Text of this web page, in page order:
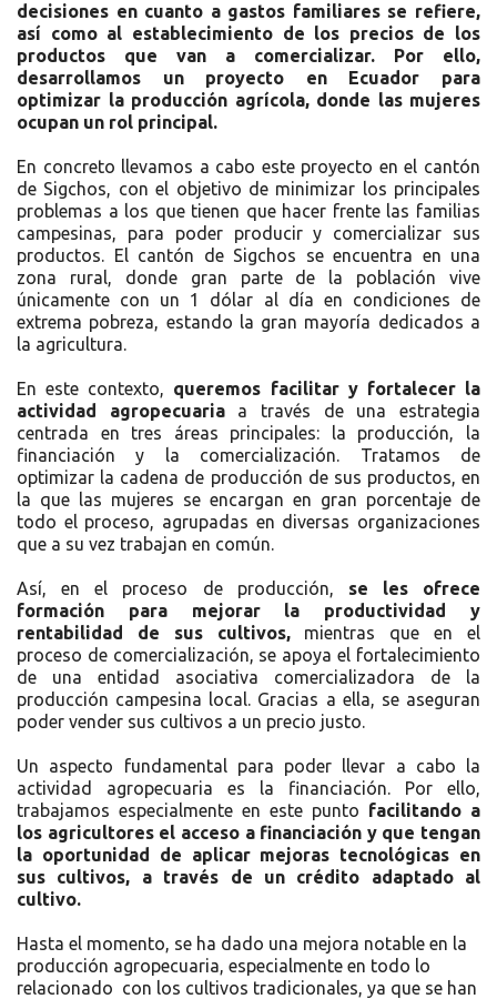
decisiones en cuanto a gastos familiares se refiere,
así como al establecimiento de los precios de los
productos que van a comercializar. Por ello,
desarrollamos un proyecto en Ecuador para
optimizar la producción agrícola, donde las mujeres
ocupan un rol principal.
En concreto llevamos a cabo este proyecto en el cantón
de Sigchos, con el objetivo de minimizar los principales
problemas a los que tienen que hacer frente las familias
campesinas, para poder producir y comercializar sus
productos. El cantón de Sigchos se encuentra en una
zona rural, donde gran parte de la población vive
únicamente con un 1 dólar al día en condiciones de
extrema pobreza, estando la gran mayoría dedicados a
la agricultura.
En este contexto, queremos facilitar y fortalecer la
actividad agropecuariaa través de una estrategia
centrada en tres áreas principales: la producción, la
financiación y la comercialización. Tratamos de
optimizar la cadena de producción de sus productos, en
la que las mujeres se encargan en gran porcentaje de
todo el proceso, agrupadas en diversas organizaciones
que a su vez trabajan en común.
Así, en el proceso de producción, se les ofrece
formación para mejorar la productividad y
rentabilidad de sus cultivos,mientras que en el
proceso de comercialización, se apoya el fortalecimiento
de una entidad asociativa comercializadora de la
producción campesina local. Gracias a ella, se aseguran
poder vender sus cultivos a un precio justo.
Un aspecto fundamental para poder llevar a cabo la
actividad agropecuaria es la financiación. Por ello,
trabajamos especialmente en este punto facilitando a
los agricultores el acceso a financiación y que tengan
la oportunidad de aplicar mejoras tecnológicas en
sus cultivos, a través de un crédito adaptado al
cultivo.
Hasta el momento, se ha dado una mejora notable en la
producción agropecuaria, especialmente en todo lo
relacionado con los cultivos tradicionales, ya que se han